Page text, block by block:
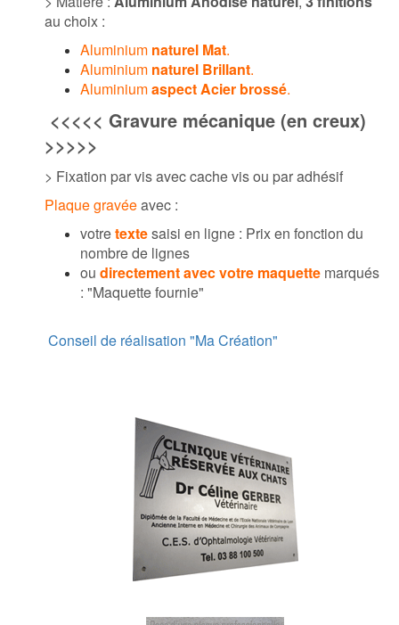
au choix :
Aluminium naturel Mat.
Aluminium naturel Brillant.
Aluminiumaspect Acier brossé.
<<<<< Gravure mécanique (en creux)
>>>>>
> Fixation par vis avec cache vis ou par adhésif
Plaque gravéeavec :
votretextesaisi en ligne : Prix en fonction du
nombre de lignes
ou directement avec votre maquette marqués
: "Maquette fournie"
Conseil de réalisation "Ma Création"